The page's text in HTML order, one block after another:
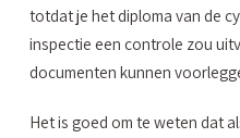
totdat je het diploma van de
inspectie een controle zou
documenten kunnen
Het is goed om te weten dat